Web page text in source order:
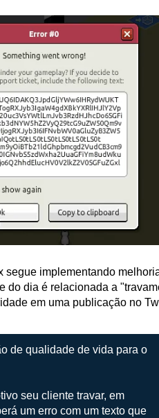
Clássico, a novidade
do ...
segue implementando
do dia é relacionada a
em uma publicação no
de qualidade de vida para o
seu cliente travar, em
um erro com um texto que